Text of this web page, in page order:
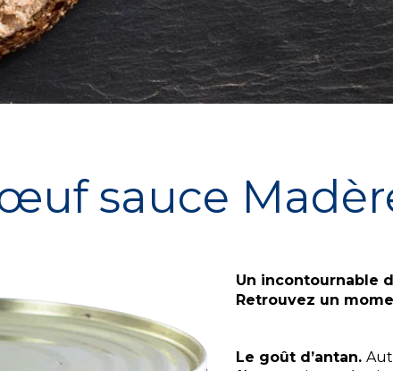
Hénaff J. Hénaff
sauce
Un incontournable
Retrouvez un
Le goût d’antan.